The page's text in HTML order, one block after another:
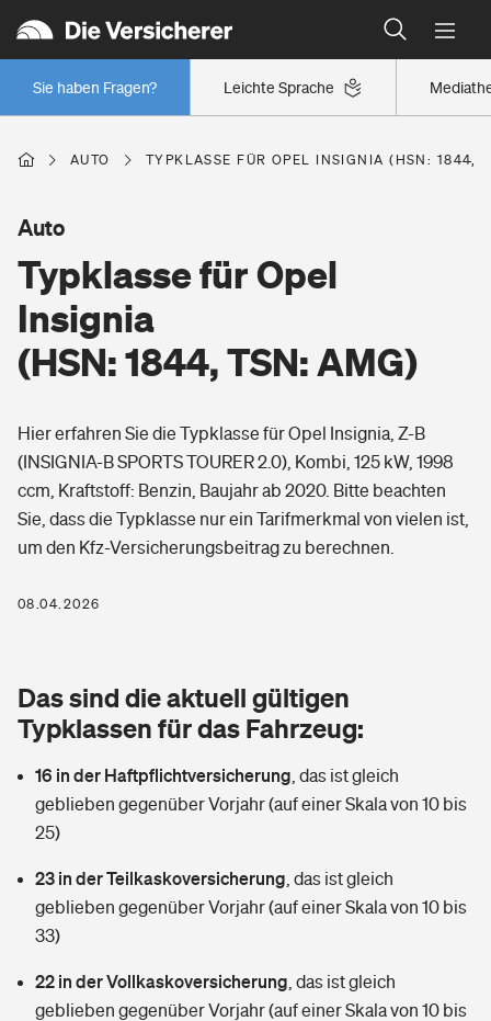
Leichte Sprache
Sie haben Fragen?
Wer versichert was: Jetzt Versicherer finden
Regionalklassen: So ist Ihre Region eingestuft
Wer versichert was: Jetzt Versicherer finden
Berufsunfähigkeitsversicherung
Erwerbsunfähigkeitsversicherung
Arbeitsrechtsschutz
Berufshaftpflichtversicherung
Rentenrechner: Wie viel Geld bekomme ich im Alter?
Wer versichert was: Jetzt Versicherer finden
Sie haben Fragen?
Wohnen
Wohngebäudeversicherung
Hausratversicherung
Elementarversicherung
Photovoltaik
Wärmepumpen versichern
Vermieterrrechtsschutz
Mietkautionsversicherung
Restkreditversicherung
Zur Übersicht
Pri­vate Haft­pflicht­
Rechts­schutz­ver­si­che­rung
Kinderunfall­ver­si­che­rung
Reiseversicherung
Handyversicherung
Gesundheit
Private Krankenversicherung
Tierkrankenversicherung
Zur Übersicht
Wer versichert was: Jetzt Versicherer finden
Sie haben Fragen?
AUTO TYPKLASSE FÜR OPEL INSIGNIA (HSN: 1844,
Typklasse für Opel
Insignia
(HSN: 1844, TSN: AMG)
Auto
Hier erfahren Sie die Typklasse für Opel Insignia, Z-B
(INSIGNIA-B SPORTS TOURER 2.0), Kombi, 125 kW, 1998
ccm, Kraftstoff: Benzin, Baujahr ab 2020. Bitte beachten
Sie, dass die Typklasse nur ein Tarifmerkmal von vielen ist,
um den Kfz-Versicherungsbeitrag zu berechnen.
08.04.2026
Das sind die aktuell gültigen
Typklassen für das Fahrzeug:
16 in der Haftpflichtversicherung das ist gleich
geblieben gegenüber Vorjahr (auf einer Skala von 10 bis
25)
23 in der Teilkaskoversicherung das ist gleich
geblieben gegenüber Vorjahr (auf einer Skala von 10 bis
33)
22 in der Vollkaskoversicherung das ist gleich
geblieben gegenüber Vorjahr (auf einer Skala von 10 bis